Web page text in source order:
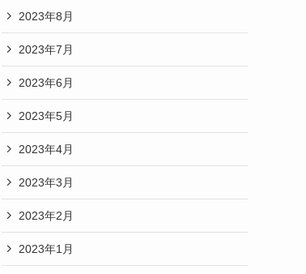
2023年8月
2023年7月
2023年6月
2023年5月
2023年4月
2023年3月
2023年2月
2023年1月